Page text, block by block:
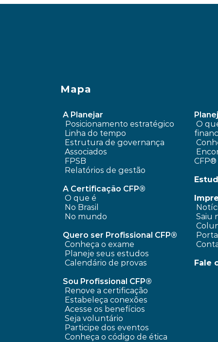
A Planejar
Posicionamento estratégico
Linha do tempo
Estrutura de governança
Associados
FPSB
Relatórios de gestão
A Certificação CFP®
O que é
No Brasil
No mundo
Quero ser Profissional CFP®
Conheça o exame
Planeje seus estudos
Calendário de provas
Sou Profissional CFP®
Renove a certificação
Estabeleça conexões
Acesse os benefícios
Seja voluntário
Participe dos eventos
Conheça o código de ética
CFP®
Saiu
Fale
Mapa